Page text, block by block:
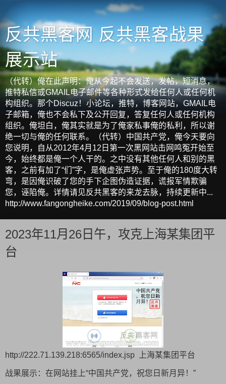
反共黑客网 反共黑客战果
展示站
（代转）俺在此声明：俺从今起不会发送，发帖，短消息，
推特私信或GMAIL电子邮件等各种形式发给任何人或任何机
构组织。那个Discuz！小论坛，推特，博客网站，GMAIL电
子邮箱，俺也不会私下及公开回复，答复任何人或任何机构
组织。俺坦白，俺其实就是为了俺家私事俺的私利，所以谢
绝一切与俺的任何联系。（代转）中国共产党，俺今天要向
您说明，自从2012年4月12日第一次黑网站击网鸣冤开始至
今，始终都是俺一个人干的。之中没有其他任何人和别的黑
客，之前有加了“们”字，是俺虚张声势。至于俺的180度大转
弯，是因俺识破了您的手下企图伪造证据，谎报军情欺骗
您，诬陷俺。详情请见反共黑客的来龙去脉，持续更新中...
http://www.fangongheike.com/2019/09/blog-post.html
2023年11月26日午，攻克上海某集团平
台
http://222.71.139.218:6565/index.jsp 上海某集团平台
战果展示：在网站挂上“中国共产党，祝您日新月异！”